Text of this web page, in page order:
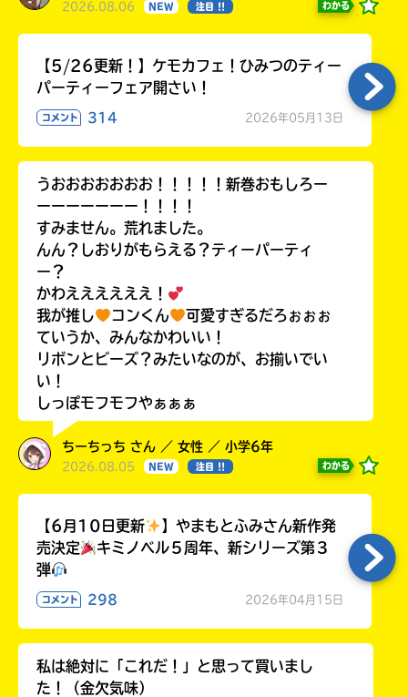
2026.08.06 NEW 注目 !! わかる
【5/26更新！】ケモカフェ！ひみつのティー
パーティーフェア開さい！
コメント 314 2026年05月13日
うおおおおおおお！！！！！新巻おもしろー
ーーーーーーー！！！！
すみません。荒れました。
んん？しおりがもらえる？ティーパーティ
ー？
かわええええええ！
我が推し
コンくん
可愛すぎるだろぉぉぉ
ていうか、みんなかわいい！
リボンとビーズ？みたいなのが、お揃いでい
い！
しっぽモフモフやぁぁぁ
ちーちっち さん ／ 女性 ／ 小学6年
2026.08.05 NEW 注目 !! わかる
【6月10日更新
】やまもとふみさん新作発
売決定
キミノベル５周年、新シリーズ第３
弾
コメント 298 2026年04月15日
私は絶対に「これだ！」と思って買いまし
た！（金欠気味）